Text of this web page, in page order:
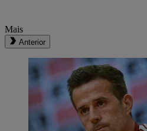
Mais
Anterior